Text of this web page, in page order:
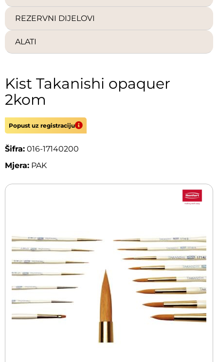
REZERVNI DIJELOVI
ALATI
Kist Takanishi opaquer
2kom
Popust uz registraciju
Šifra: 016-17140200
Mjera: PAK